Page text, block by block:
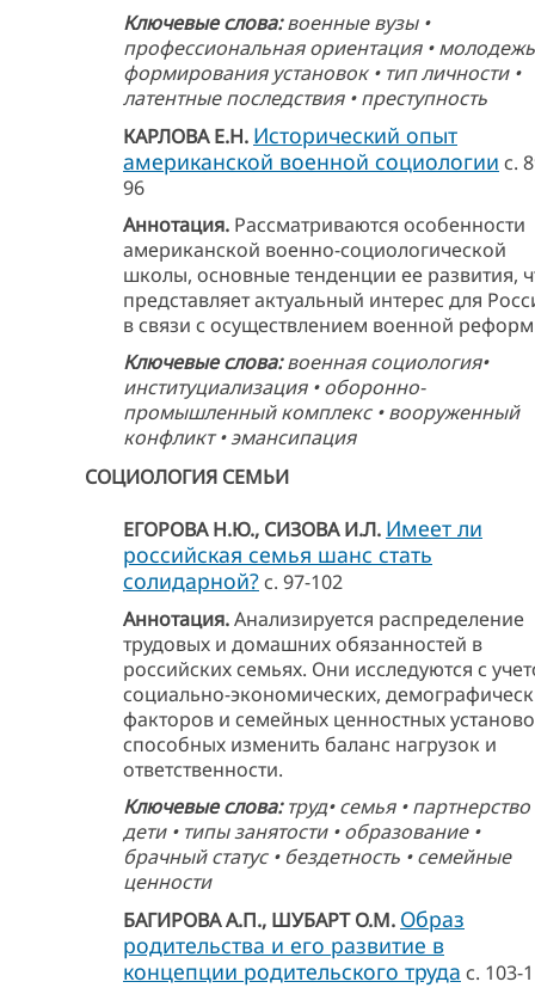
Ключевые слова:военные вузы •
профессиональная ориентация • молодежь
формирования установок • тип личности •
латентные последствия • преступность
КАРЛОВА Е.Н. Исторический опыт
американской военной социологии с.
96
Аннотация. Рассматриваются особенности
американской военно-социологической
школы, основные тенденции ее развития,
представляет актуальный интерес для
в связи с осуществлением военной
Ключевые слова:военная социология•
институциализация • оборонно-
промышленный комплекс • вооруженный
конфликт • эмансипация
СОЦИОЛОГИЯ СЕМЬИ
ЕГОРОВА Н.Ю., СИЗОВА И.Л. Имеет ли
российская семья шанс стать
солидарной?с. 97-102
Аннотация.Анализируется распределение
трудовых и домашних обязанностей в
российских семьях. Они исследуются с
социально-экономических,
факторов и семейных ценностных
способных изменить баланс нагрузок и
ответственности.
Ключевые слова:труд• семья • партнерство
дети • типы занятости • образование •
брачный статус • бездетность • семейные
ценности
БАГИРОВА А.П., ШУБАРТ О.М. Образ
родительства и его развитие в
концепции родительского труда с. 103-